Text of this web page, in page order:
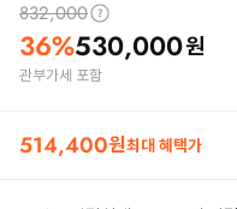
832,000
36%530,000원
관부가세 포함
514,400원최대 혜택가